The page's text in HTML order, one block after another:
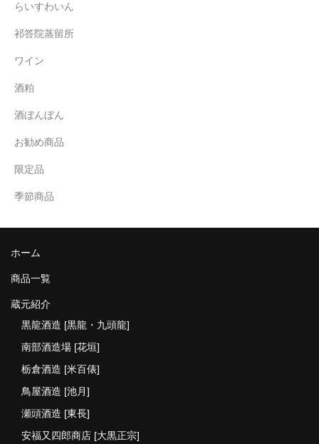
らいすわいん
祁答院蒸留所
ワイン
酒粕
酒ぼんぼん
お勧め商品
限定品
季節商品
ホーム
商品一覧
蔵元紹介
黒龍酒造 [黒龍・九頭龍]
南部酒造場 [花垣]
栃倉酒造 [米百俵]
鳥屋酒造 [池月]
瀬頭酒造 [東長]
安福又四郎商店 [大黒正宗]